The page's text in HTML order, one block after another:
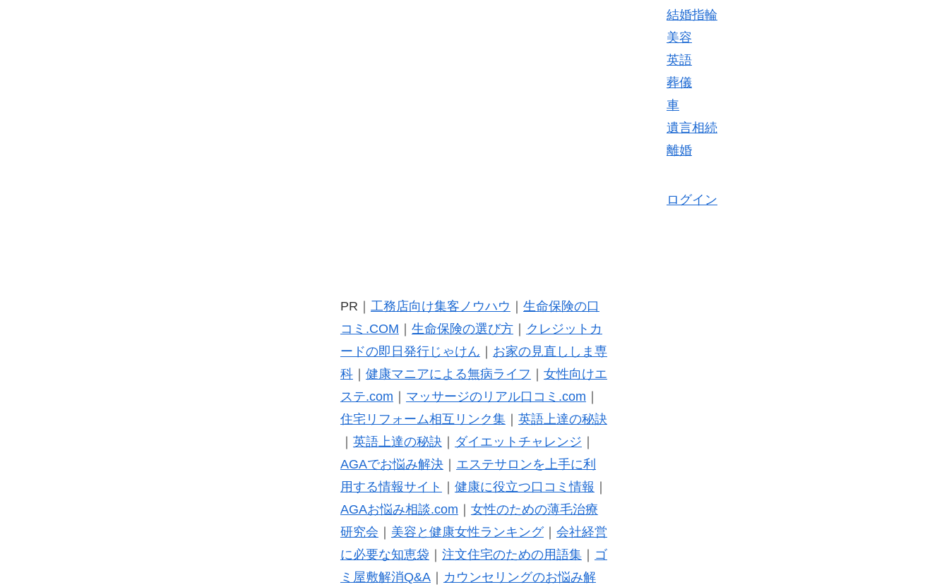
結婚指輪
美容
英語
葬儀
車
遺言相続
離婚
ログイン
PR｜ 工務店向け集客ノウハウ
生命保険の口
コミ.COM
生命保険の選び方｜
クレジットカ
ードの即日発行じゃけん
お家の見直ししま専
科｜ 健康マニアによる無病ライフ
女性向けエ
ステ.com
マッサージのリアル口コミ.com
住宅リフォーム相互リンク集｜ 英語上達の秘訣
英語上達の秘訣 ダイエットチャレンジ
AGAでお悩み解決｜ エステサロンを上手に利
用する情報サイト
健康に役立つ口コミ情報
AGAお悩み相談.com
女性のための薄毛治療
研究会
美容と健康女性ランキング｜ 会社経営
に必要な知恵袋
注文住宅のための用語集｜
ゴ
ミ屋敷解消Q&A｜ カウンセリングのお悩み解